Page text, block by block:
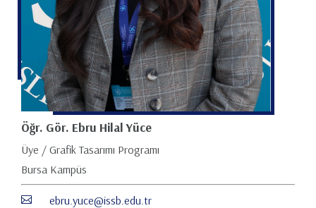
Öğr. Gör. Ebru Hilal Yüce
Üye / Grafik Tasarımı Programı
Bursa Kampüs
ebru.yuce@issb.edu.tr